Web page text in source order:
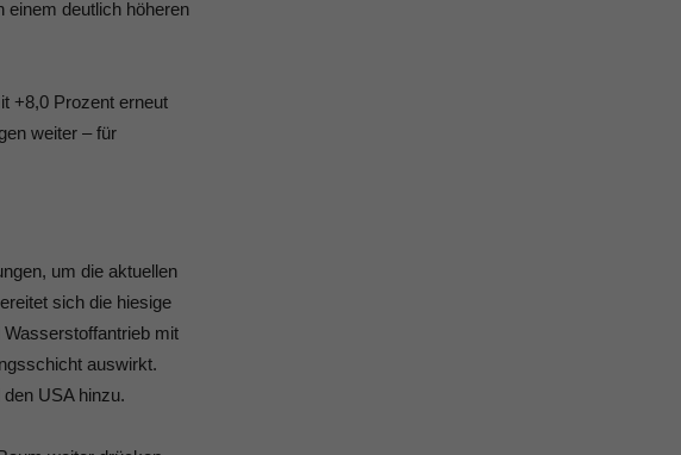
einem deutlich höheren
+8,0 Prozent erneut
weiter – für
um die aktuellen
sich die hiesige
mit
auswirkt.
USA hinzu.